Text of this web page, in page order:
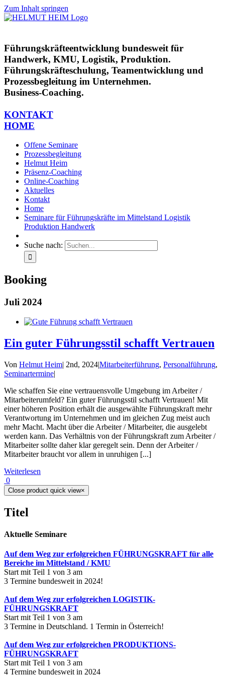
Zum Inhalt springen
Führungskräfteentwicklung bundesweit für
Handwerk, KMU, Logistik, Produktion.
Führungskräfteschulung, Teamentwicklung und
Prozessbegleitung im Unternehmen.
Business-Coaching.
KONTAKT
HOME
Offene Seminare
Prozessbegleitung
Helmut Heim
Präsenz-Coaching
Online-Coaching
Aktuelles
Kontakt
Home
Seminare für Führungskräfte im Mittelstand Logistik
Produktion Handwerk
Suche nach:
Booking
Juli 2024
Ein guter Führungsstil schafft Vertrauen
Von Helmut Heim| 2nd, 2024|Mitarbeiterführung, Personalführung,
Seminartermine|
Wie schaffen Sie eine vertrauensvolle Umgebung im Arbeiter /
Mitarbeiterumfeld? Ein guter Führungsstil schafft Vertrauen! Mit
einer höheren Position erhält die ausgewählte Führungskraft mehr
Verantwortung im Unternehmen und im gleichen Zug meist auch
mehr Macht. Macht über die Arbeiter / Mitarbeiter, die ausgelebt
werden kann. Das Verhältnis von der Führungskraft zum Arbeiter /
Mitarbeiter sollte daher klar geregelt sein. Denn der Arbeiter /
Mitarbeiter braucht vor allem in unruhigen [...]
Weiterlesen
0
Close product quick view×
Titel
Aktuelle Seminare
Auf dem Weg zur erfolgreichen FÜHRUNGSKRAFT für alle
Bereiche im Mittelstand / KMU
Start mit Teil 1 von 3 am
3 Termine bundesweit in 2024!
Auf dem Weg zur erfolgreichen LOGISTIK-
FÜHRUNGSKRAFT
Start mit Teil 1 von 3 am
3 Termine in Deutschland. 1 Termin in Österreich!
Auf dem Weg zur erfolgreichen PRODUKTIONS-
FÜHRUNGSKRAFT
Start mit Teil 1 von 3 am
4 Termine bundesweit in 2024